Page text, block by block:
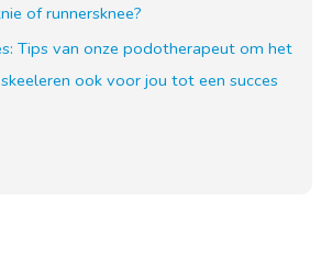
of runnersknee?
Tips van onze podotherapeut om het
ook voor jou tot een succes